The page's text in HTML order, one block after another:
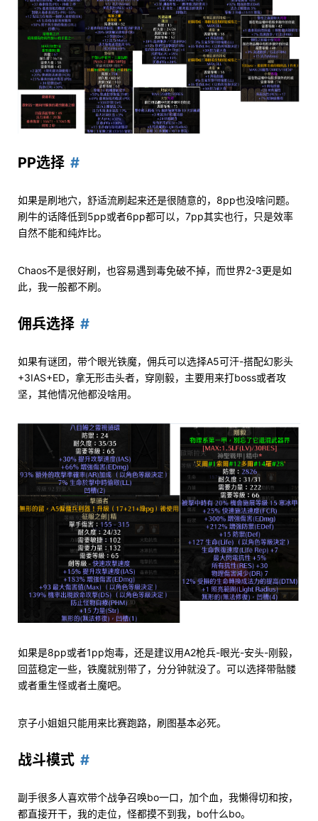
PP选择
如果是刷地穴，舒适流刷起来还是很随意的，8pp也没啥问题。
刷牛的话降低到5pp或者6pp都可以，7pp其实也行，只是效率
自然不能和纯炸比。
Chaos不是很好刷，也容易遇到毒免破不掉，而世界2-3更是如
此，我一般都不刷。
佣兵选择
如果有谜团，带个眼光铁魔，佣兵可以选择A5可汗-搭配幻影头
+3IAS+ED，拿无形击头者，穿刚毅，主要用来打boss或者攻
坚，其他情况他都没啥用。
如果是8pp或者1pp炮毒，还是建议用A2枪兵-眼光-安头-刚毅，
回蓝稳定一些，铁魔就别带了，分分钟就没了。可以选择带骷髅
或者重生怪或者土魔吧。
京子小姐姐只能用来比赛跑路，刷图基本必死。
战斗模式
副手很多人喜欢带个战争召唤bo一口，加个血，我懒得切和按，
都直接开干，我的走位，怪都摸不到我，bo什么bo。